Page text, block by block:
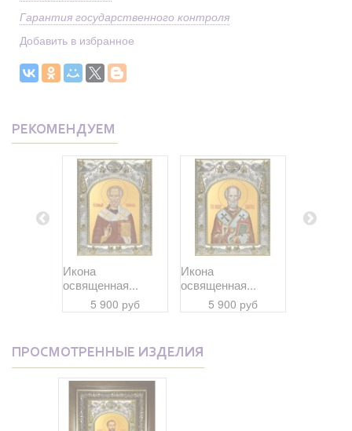
Гарантия государственного контроля
Добавить в избранное
РЕКОМЕНДУЕМ
Икона
освященная...
5 900 руб
Икона
освященная...
5 900 руб
ПРОСМОТРЕННЫЕ ИЗДЕЛИЯ